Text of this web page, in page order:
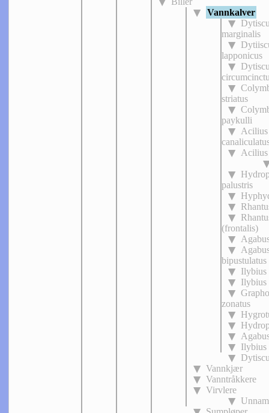
Vannkalver
marginalis
lapponicus
striatus
paykulli
Acilius
Acilius
palustris
(frontalis)
bipustulatus
Ilybius
Ilybius
zonatus
Ilybius
Vannkjær
Vanntråkkere
Virvlere